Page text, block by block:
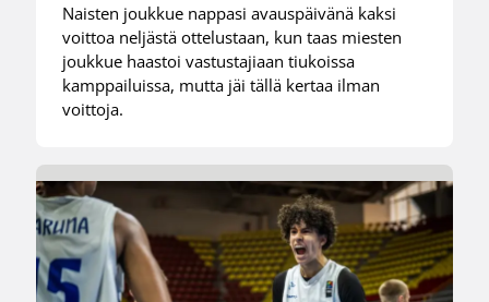
Naisten joukkue nappasi avauspäivänä kaksi
voittoa neljästä ottelustaan, kun taas miesten
joukkue haastoi vastustajiaan tiukoissa
kamppailuissa, mutta jäi tällä kertaa ilman
voittoja.